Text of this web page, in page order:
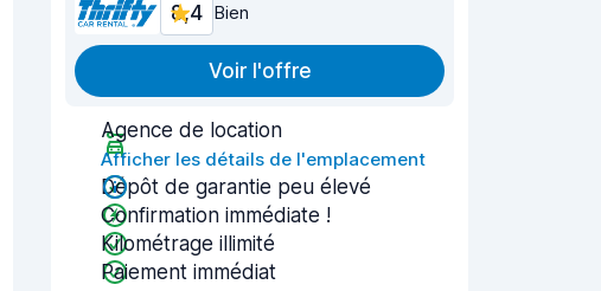
8,4 Bien
Voir l'offre
Agence de location
Afficher les détails de l'emplacement
Dépôt de garantie peu élevé
Confirmation immédiate !
Kilométrage illimité
Paiement immédiat